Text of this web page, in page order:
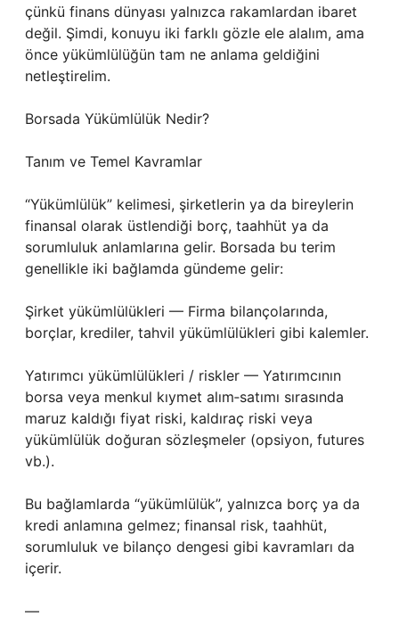
çünkü finans dünyası yalnızca rakamlardan ibaret
değil. Şimdi, konuyu iki farklı gözle ele alalım, ama
önce yükümlülüğün tam ne anlama geldiğini
netleştirelim.
Borsada Yükümlülük Nedir?
Tanım ve Temel Kavramlar
“Yükümlülük” kelimesi, şirketlerin ya da bireylerin
finansal olarak üstlendiği borç, taahhüt ya da
sorumluluk anlamlarına gelir. Borsada bu terim
genellikle iki bağlamda gündeme gelir:
Şirket yükümlülükleri — Firma bilançolarında,
borçlar, krediler, tahvil yükümlülükleri gibi kalemler.
Yatırımcı yükümlülükleri / riskler — Yatırımcının
borsa veya menkul kıymet alım‑satımı sırasında
maruz kaldığı fiyat riski, kaldıraç riski veya
yükümlülük doğuran sözleşmeler (opsiyon, futures
vb.).
Bu bağlamlarda “yükümlülük”, yalnızca borç ya da
kredi anlamına gelmez; finansal risk, taahhüt,
sorumluluk ve bilanço dengesi gibi kavramları da
içerir.
—